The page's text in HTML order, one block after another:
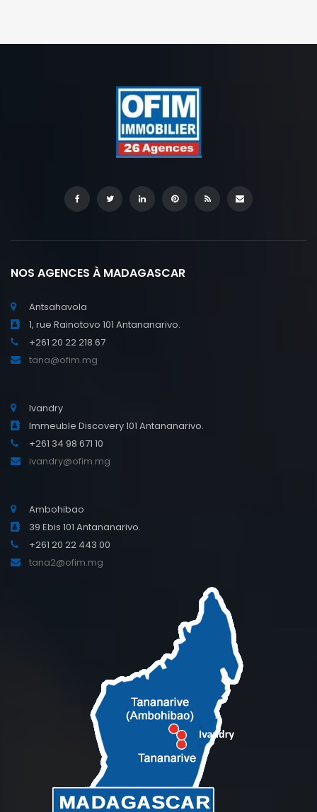
NOS AGENCES À MADAGASCAR
Antsahavola
1, rue Rainotovo 101 Antananarivo.
+261 20 22 218 67
tana@ofim.mg
Ivandry
Immeuble Discovery 101 Antananarivo.
+261 34 98 671 10
ivandry@ofim.mg
Ambohibao
39 Ebis 101 Antananarivo.
+261 20 22 443 00
tana2@ofim.mg